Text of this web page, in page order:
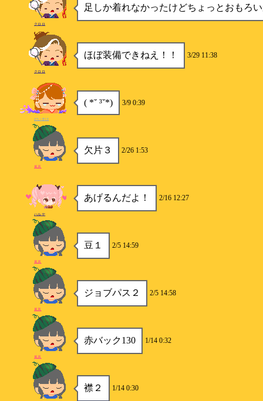
足しか着れなかったけどちょっとおもろ
クロロ
ほぼ装備できねえ！！ 3/29 11:38
クロロ
( *˘ ³˘*) 3/9 0:39
だいすけ
欠片３ 2/26 1:53
風真
あげるんだよ！ 2/16 12:27
ハルヤ
豆１ 2/5 14:59
風真
ジョブパス２ 2/5 14:58
風真
赤バック130 1/14 0:32
風真
襟２ 1/14 0:30